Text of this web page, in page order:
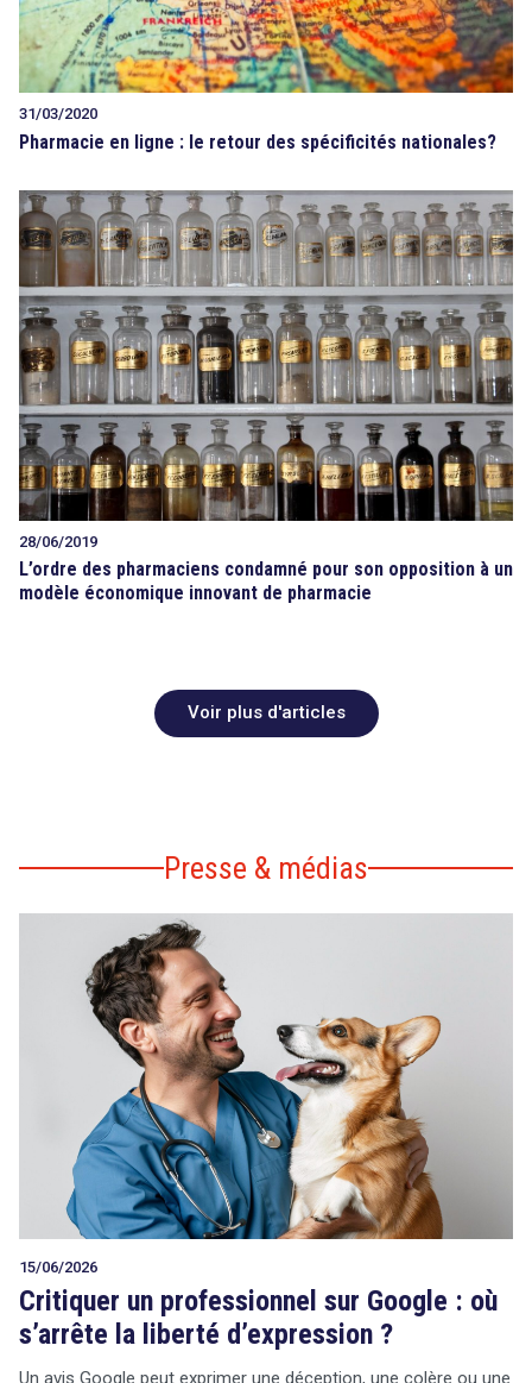
31/03/2020
Pharmacie en ligne : le retour des spécificités nationales?
28/06/2019
L’ordre des pharmaciens condamné pour son opposition à un
modèle économique innovant de pharmacie
Voir plus d'articles
Presse & médias
15/06/2026
Critiquer un professionnel sur Google : où
s’arrête la liberté d’expression ?
Un avis Google peut exprimer une déception, une colère ou une